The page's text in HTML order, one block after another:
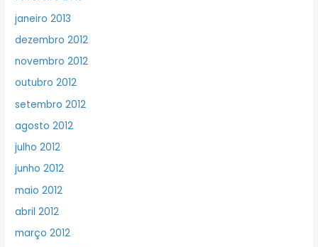
janeiro 2013
dezembro 2012
novembro 2012
outubro 2012
setembro 2012
agosto 2012
julho 2012
junho 2012
maio 2012
abril 2012
março 2012